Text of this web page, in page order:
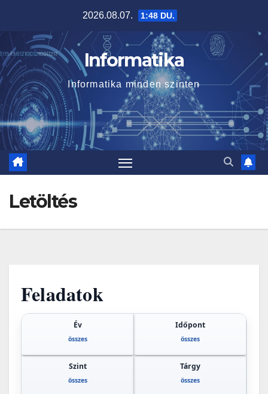
content
2026.08.07. 1:48 DU.
Informatika
Informatika minden szinten
Letöltés
Feladatok
Év
összes
Időpont
összes
Szint
összes
Tárgy
összes